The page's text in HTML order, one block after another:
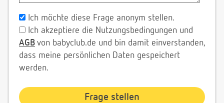
Ich möchte diese Frage anonym stellen.
Ich akzeptiere die Nutzungsbedingungen und
AGB von babyclub.de und bin damit einverstanden,
dass meine persönlichen Daten gespeichert
werden.